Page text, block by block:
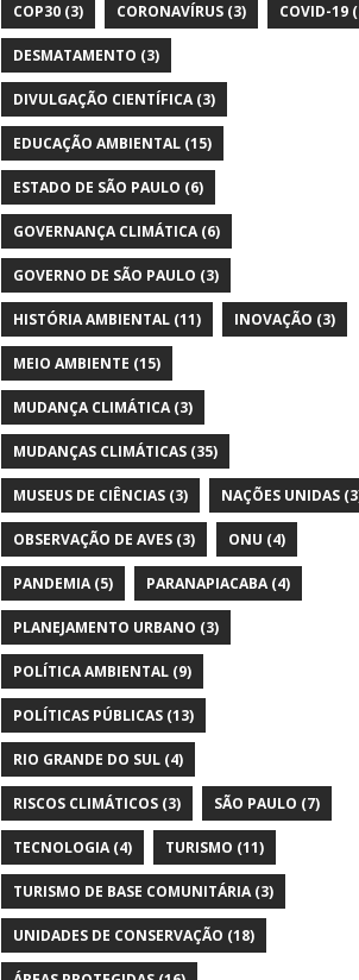
COP30(3) CORONAVÍRUS(3) COVID-19
DESMATAMENTO (3)
DIVULGAÇÃO CIENTÍFICA(3)
EDUCAÇÃO AMBIENTAL(15)
ESTADO DE SÃO PAULO (6)
GOVERNANÇA CLIMÁTICA(6)
GOVERNO DE SÃO PAULO (3)
HISTÓRIA AMBIENTAL(11) INOVAÇÃO (3)
MEIO AMBIENTE (15)
MUDANÇA CLIMÁTICA(3)
MUDANÇAS CLIMÁTICAS(35)
MUSEUS DE CIÊNCIAS(3) NAÇÕES UNIDAS
OBSERVAÇÃO DE AVES(3) ONU (4)
PANDEMIA(5) PARANAPIACABA(4)
PLANEJAMENTO URBANO (3)
POLÍTICA AMBIENTAL(9)
POLÍTICAS PÚBLICAS(13)
RIO GRANDE DO SUL(4)
RISCOS CLIMÁTICOS(3) SÃO PAULO (7)
TECNOLOGIA(4) TURISMO (11)
TURISMO DE BASE COMUNITÁRIA(3)
UNIDADES DE CONSERVAÇÃO (18)